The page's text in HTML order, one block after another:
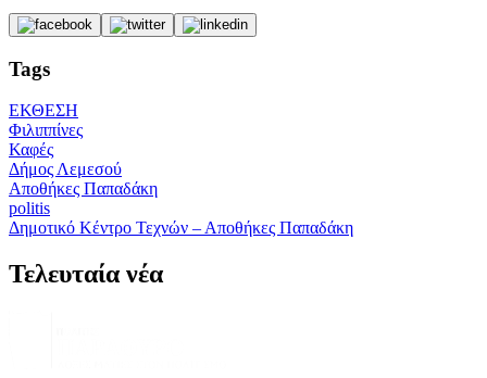
Tags
ΕΚΘΕΣΗ
Φιλιππίνες
Καφές
Δήμος Λεμεσού
Αποθήκες Παπαδάκη
politis
Δημοτικό Κέντρο Τεχνών – Αποθήκες Παπαδάκη
Τελευταία νέα